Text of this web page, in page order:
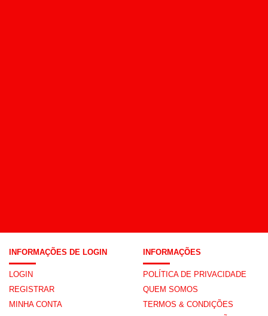
INFORMAÇÕES DE LOGIN
LOGIN
REGISTRAR
MINHA CONTA
INFORMAÇÕES
POLÍTICA DE PRIVACIDADE
QUEM SOMOS
TERMOS & CONDIÇÕES